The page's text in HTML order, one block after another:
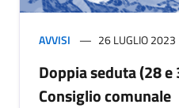
AVVISI 26 LUGLIO 2023
Doppia seduta (28
Consiglio comunale